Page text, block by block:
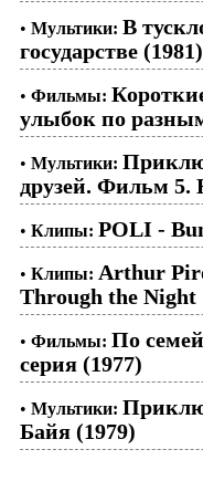
• Мультики: В
государстве (1981)
• Фильмы:
улыбок по
• Мультики:
друзей. Фильм 5.
• Клипы: POLI -
• Клипы: Arthur
Through the Night
• Фильмы: По
серия (1977)
• Мультики:
Байя (1979)